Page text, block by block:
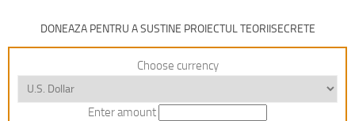
DONEAZA PENTRU A SUSTINE PROIECTUL TEORIISECRETE
Choose currency
Enter amount